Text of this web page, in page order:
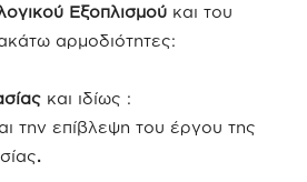
Εξοπλισμού και του
αρμοδιότητες:
και ιδίως :
την επίβλεψη του έργου της
.